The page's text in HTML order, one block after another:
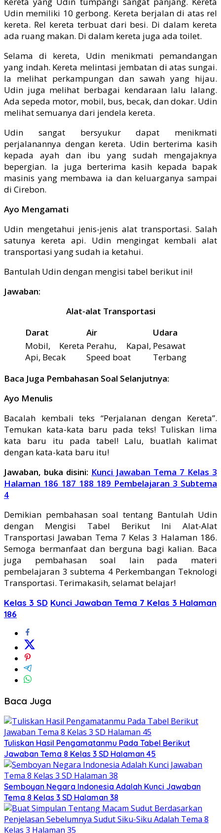
Udin memiliki 10 gerbong. Kereta berjalan di atas rel
kereta. Rel kereta terbuat dari besi. Di dalam kereta
ada ruang makan. Di dalam kereta juga ada toilet.
Selama di kereta, Udin menikmati pemandangan
yang indah. Kereta melintasi jembatan di atas sungai.
Ia melihat perkampungan dan sawah yang hijau.
Udin juga melihat berbagai kendaraan lalu lalang.
Ada sepeda motor, mobil, bus, becak, dan dokar. Udin
melihat semuanya dari jendela kereta.
Udin sangat bersyukur dapat menikmati
perjalanannya dengan kereta. Udin berterima kasih
kepada ayah dan ibu yang sudah mengajaknya
bepergian. Ia juga berterima kasih kepada bapak
masinis yang membawa ia dan keluarganya sampai
di Cirebon.
Ayo Mengamati
Udin mengetahui jenis-jenis alat transportasi. Salah
satunya kereta api. Udin mengingat kembali alat
transportasi yang sudah ia ketahui.
Bantulah Udin dengan mengisi tabel berikut ini!
Jawaban:
Alat-alat Transportasi
Darat
Air
Udara
Mobil, Kereta
Api, Becak
Perahu, Kapal,
Speed boat
Pesawat
Terbang
Baca Juga Pembahasan Soal Selanjutnya:
Ayo Menulis
Bacalah kembali teks “Perjalanan dengan Kereta”.
Temukan kata-kata baru pada teks! Tuliskan lima
kata baru itu pada tabel! Lalu, buatlah kalimat
dengan kata-kata baru itu!
Jawaban, buka disini: Kunci Jawaban Tema 7 Kelas 3
Halaman 186 187 188 189 Pembelajaran 3 Subtema
4
Demikian pembahasan soal tentang Bantulah Udin
dengan Mengisi Tabel Berikut Ini Alat-Alat
Transportasi Jawaban Tema 7 Kelas 3 Halaman 186.
Semoga bermanfaat dan berguna bagi kalian. Baca
juga pembahasan soal lain pada materi
pembelajaran 3 subtema 4 Perkembangan Teknologi
Transportasi. Terimakasih, selamat belajar!
Kelas 3 SD Kunci Jawaban Tema 7 Kelas 3 Halaman
186
Baca Juga
Tuliskan Hasil Pengamatanmu Pada Tabel Berikut
Jawaban Tema 8 Kelas 3 SD Halaman 45
Semboyan Negara Indonesia Adalah Kunci Jawaban
Tema 8 Kelas 3 SD Halaman 38